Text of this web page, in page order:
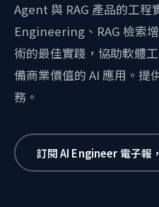
Agent 與 RAG 產品的工
Engineering、RAG 檢索
術的最佳實踐，協助軟體
備商業價值的 AI 應用。提
務。
訂閱 AI Engineer 電子報